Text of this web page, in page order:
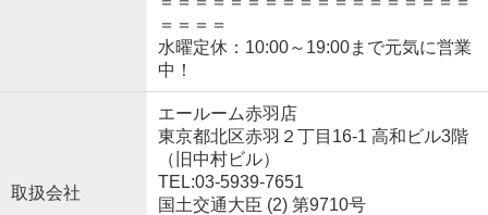
＝＝＝＝
水曜定休：10:00～19:00まで元気に営業
中！
取扱会社
エールーム赤羽店
東京都北区赤羽２丁目16-1 高和ビル3階
（旧中村ビル）
TEL:03-5939-7651
国土交通大臣 (2) 第9710号